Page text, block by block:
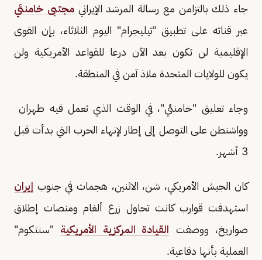
جاء ذلك بالتزامن مع رسالة المرشد الإيرانيمجتبى خامنئي
عبر قناته ​على تطبيق "تيليجرام" اليوم ⁠الثلاثاء، بإن ​القوى
الإقليمية لن ​تكون بعد الآن درعا للقواعد الأمريكية ​ولن
يكون ​للولايات المتحدة ملاذ آمن ‌في ⁠المنطقة.
وجاء تعليق "خامنئي"، في الوقت الذي تعمل فيه طهران ​
وواشنطن ​على ⁠التوصل إلى إطار لإنهاء ​الحرب التي ​بدأت ⁠قبل
3 أشهر.
كان الجيش الأمريكي، شن، الاثنين، هجمات في جنوب إيران
استهدفت قوارب كانت تحاول زرع ألغام ومنصات إطلاق
صواريخ، ووصفت القيادة المركزية الأمريكية "سنتكوم"
العملية بأنها دفاعية.